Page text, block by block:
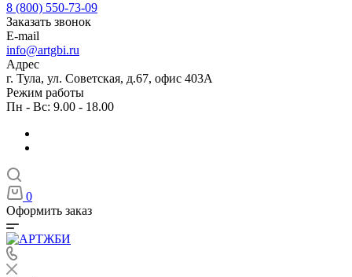
8 (800) 550-73-09
Заказать звонок
E-mail
info@artgbi.ru
Адрес
г. Тула, ул. Советская, д.67, офис 403А
Режим работы
Пн - Вс: 9.00 - 18.00
0
Оформить заказ